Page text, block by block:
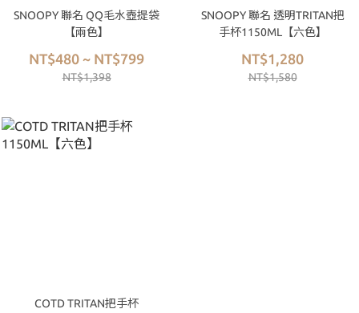
SNOOPY 聯名 QQ毛水壺提袋
【兩色】
NT$480 ~ NT$799
NT$1,398
SNOOPY 聯名 透明TRITAN把
手杯1150ML【六色】
NT$1,280
NT$1,580
COTD TRITAN把手杯